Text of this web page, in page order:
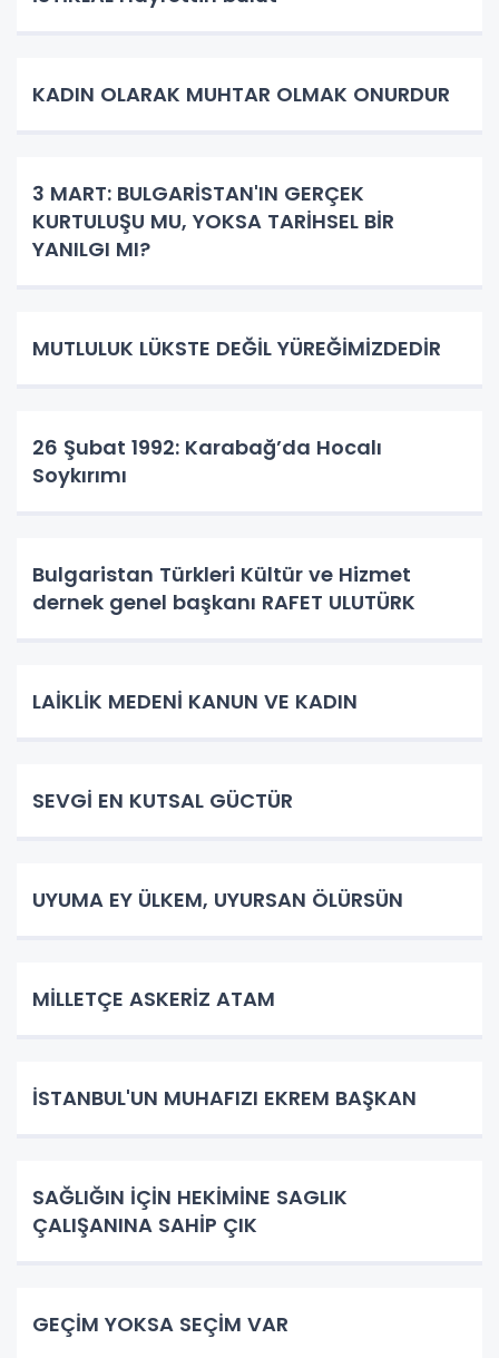
KADIN OLARAK MUHTAR OLMAK ONURDUR
3 MART: BULGARİSTAN'IN GERÇEK
KURTULUŞU MU, YOKSA TARİHSEL BİR
YANILGI MI?
MUTLULUK LÜKSTE DEĞİL YÜREĞİMİZDEDİR
26 Şubat 1992: Karabağ’da Hocalı
Soykırımı
Bulgaristan Türkleri Kültür ve Hizmet
dernek genel başkanı RAFET ULUTÜRK
LAİKLİK MEDENİ KANUN VE KADIN
SEVGİ EN KUTSAL GÜCTÜR
UYUMA EY ÜLKEM, UYURSAN ÖLÜRSÜN
​MİLLETÇE ASKERİZ ATAM
İSTANBUL'UN MUHAFIZI EKREM BAŞKAN
SAĞLIĞIN İÇİN HEKİMİNE SAGLIK
ÇALIŞANINA SAHİP ÇIK
GEÇİM YOKSA SEÇİM VAR